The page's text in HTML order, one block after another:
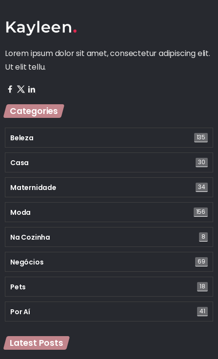
Lorem ipsum dolor sit amet, consectetur adipiscing elit.
Ut elit tellu.
Categories
Beleza 135
Casa 30
Maternidade 34
Moda 156
Na Cozinha 8
Negócios 69
Pets 18
Por Aí 41
Latest Posts